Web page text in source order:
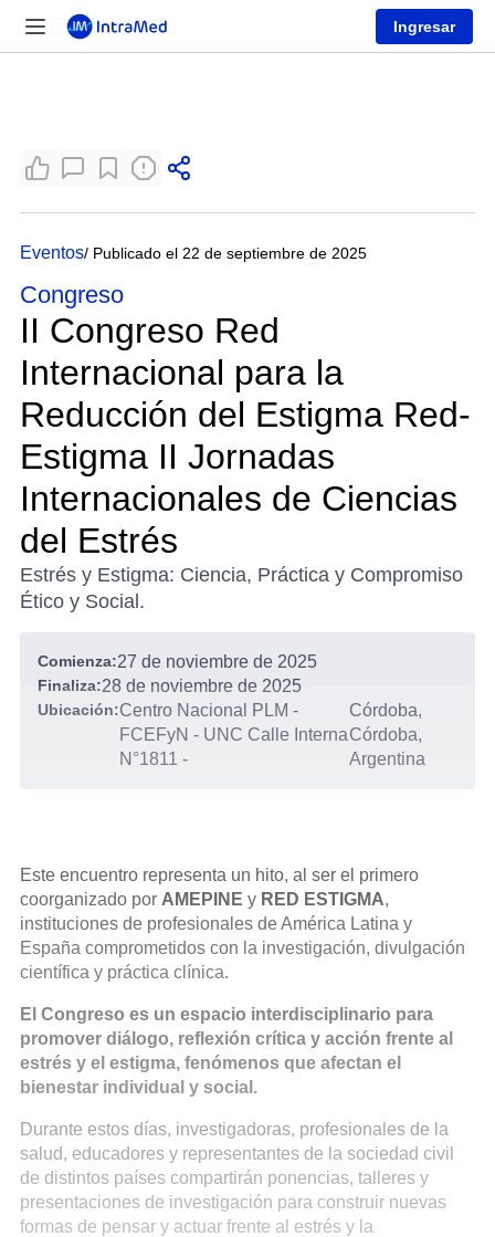
Ingresar
Eventos/ Publicado el 22 de septiembre de 2025
Congreso
II Congreso Red
Internacional para la
Reducción del Estigma Red-
Estigma II Jornadas
Internacionales de Ciencias
del Estrés
Estrés y Estigma: Ciencia, Práctica y Compromiso
Ético y Social.
Comienza:27 de noviembre de 2025
Finaliza:28 de noviembre de 2025
Ubicación:Centro Nacional PLM -
FCEFyN - UNC Calle Interna
N°1811 -
Córdoba,
Córdoba,
Argentina
Este encuentro representa un hito, al ser el primero
coorganizado por AMEPINE y RED ESTIGMA,
instituciones de profesionales de América Latina y
España comprometidos con la investigación, divulgación
científica y práctica clínica.
El Congreso es un espacio interdisciplinario para
promover diálogo, reflexión crítica y acción frente al
estrés y el estigma, fenómenos que afectan el
bienestar individual y social.
Durante estos días, investigadoras, profesionales de la
salud, educadores y representantes de la sociedad civil
de distintos países compartirán ponencias, talleres y
presentaciones de investigación para construir nuevas
formas de pensar y actuar frente al estrés y la